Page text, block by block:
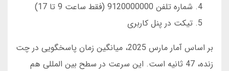
شماره تلفن 9120000000 (فقط ساعت 9 تا 17)
تیکت در پنل کاربری
بر اساس آمار مارس 2025، میانگین زمان پاسخگویی در چت
زنده، 47 ثانیه است. این سرعت در سطح بین المللی هم